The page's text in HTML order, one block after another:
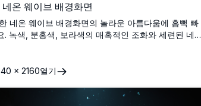
온 웨이브 배경화면
네온 웨이브 배경화면의 놀라운 아름다움에 흠뻑 빠
. 녹색, 분홍색, 보라색의 매혹적인 조화와 세련된 네온
상이 현대적이고 역동적인 배경을 만들어 기술 애호가
×2160열기